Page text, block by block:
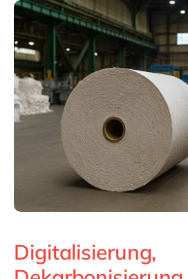
Philippines
Singapore
Switzerland
UK & Ireland
USA & Canada
Digitalisierung,